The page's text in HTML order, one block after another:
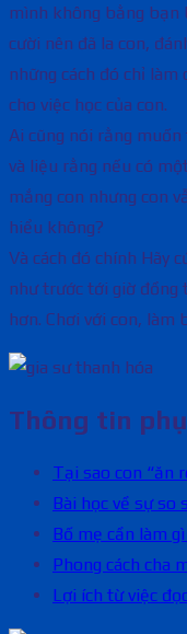
mình không bằng bạn
cười nên đã la con,
những cách đó chỉ
cho việc học của con.
Ai cũng nói rằng
và liệu rằng nếu có
mắng con nhưng con
hiểu không?
Và cách đó chính Hãy
như trước tới giờ đồng
hơn. Chơi với con, làm
Thông tin
Tại sao con “ăn
Bài học về sự so
Bố mẹ cần làm
Phong cách cha
Lợi ích từ việc